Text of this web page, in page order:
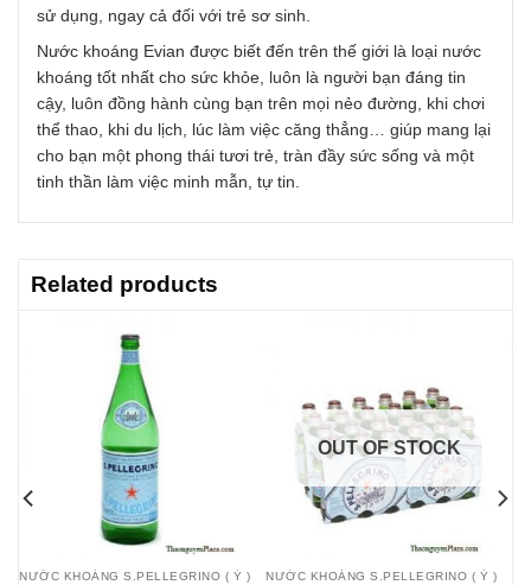
sử dụng, ngay cả đối với trẻ sơ sinh.
Nước khoáng Evian được biết đến trên thế giới là loại nước
khoáng tốt nhất cho sức khỏe, luôn là người bạn đáng tin
cậy, luôn đồng hành cùng bạn trên mọi nẻo đường, khi chơi
thể thao, khi du lịch, lúc làm việc căng thẳng… giúp mang lại
cho bạn một phong thái tươi trẻ, tràn đầy sức sống và một
tinh thần làm việc minh mẫn, tự tin.
Related products
NƯỚC KHOÁNG S.PELLEGRINO ( Ý )
OUT OF STOCK
NƯỚC KHOÁNG S.PELLEGRINO ( Ý )